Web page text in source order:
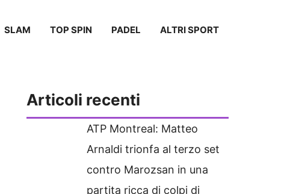
SLAM TOP SPIN PADEL ALTRI SPORT
Articoli recenti
ATP Montreal: Matteo
Arnaldi trionfa al terzo set
contro Marozsan in una
partita ricca di colpi di